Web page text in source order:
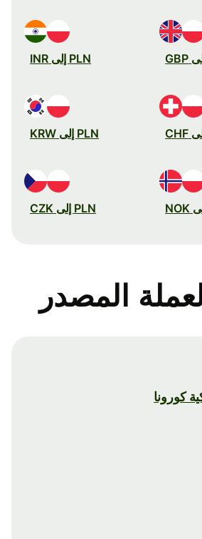
PLN إلى INR
PLN إلى KRW
PLN إلى CZK
المصدر
كورونا